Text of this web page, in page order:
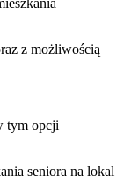
z możliwością
tym opcji
seniora na lokal